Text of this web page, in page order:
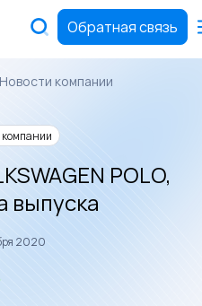
Обратная связь
Новости компании
POLO,
выпуска
2020